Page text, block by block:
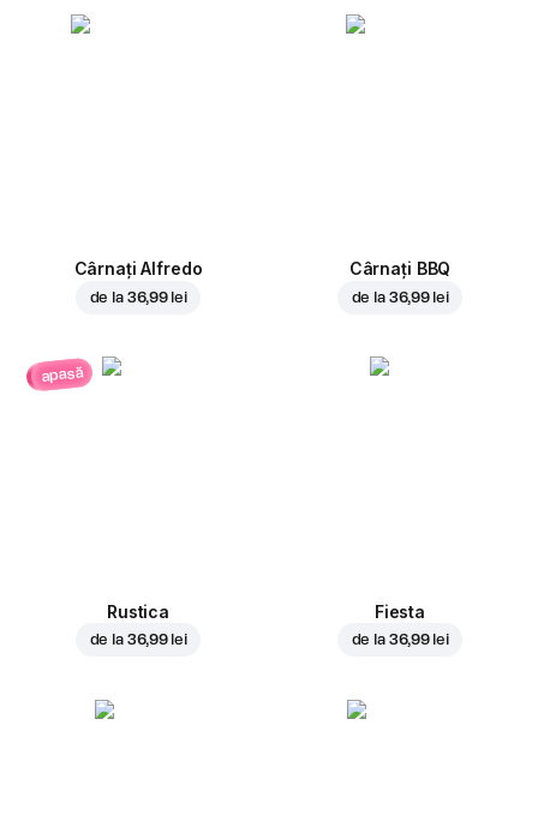
Cârnați Alfredo
de la 36,99 lei
Cârnați BBQ
de la 36,99 lei
apasă
Rustica
de la 36,99 lei
Fiesta
de la 36,99 lei